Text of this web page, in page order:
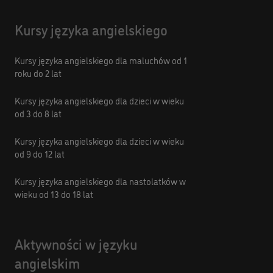
Kursy języka angielskiego
Kursy języka angielskiego dla maluchów od 1
roku do 2 lat
Kursy języka angielskiego dla dzieci w wieku
od 3 do 8 lat
Kursy języka angielskiego dla dzieci w wieku
od 9 do 12 lat
Kursy języka angielskiego dla nastolatków w
wieku od 13 do 18 lat
Aktywności w języku
angielskim